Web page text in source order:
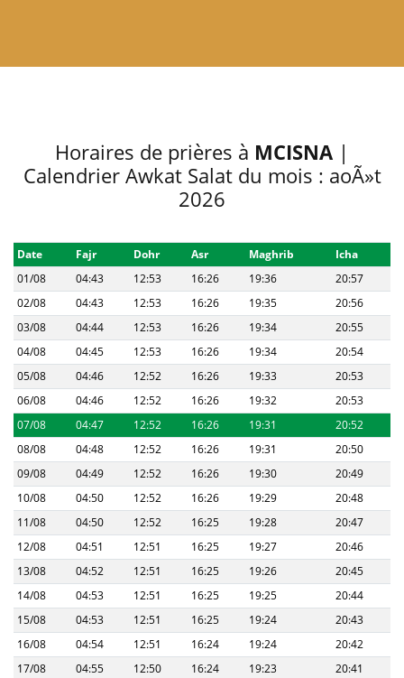
Horaires de prières à MCISNA |
Calendrier Awkat Salat du mois : aoÃ»t
2026
Date Fajr Dohr Asr Maghrib
Icha
01/08
04:43 12:53 16:26 19:36
20:57
02/08
04:43 12:53 16:26 19:35
20:56
03/08
04:44 12:53 16:26 19:34
20:55
04/08
04:45 12:53 16:26 19:34
20:54
05/08
04:46 12:52 16:26 19:33
20:53
06/08
04:46 12:52 16:26 19:32
20:53
07/08
04:47 12:52 16:26 19:31
20:52
08/08
04:48 12:52 16:26 19:31
20:50
09/08
04:49 12:52 16:26 19:30
20:49
10/08
04:50 12:52 16:26 19:29
20:48
11/08
04:50 12:52 16:25 19:28
20:47
12/08
04:51 12:51 16:25 19:27
20:46
13/08
04:52 12:51 16:25 19:26
20:45
14/08
04:53 12:51 16:25 19:25
20:44
15/08
04:53 12:51 16:25 19:24
20:43
16/08
04:54 12:51 16:24 19:24
20:42
17/08
04:55 12:50 16:24 19:23
20:41